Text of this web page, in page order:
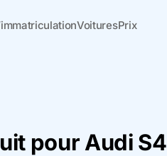
VoituresPrix
pour Audi S4